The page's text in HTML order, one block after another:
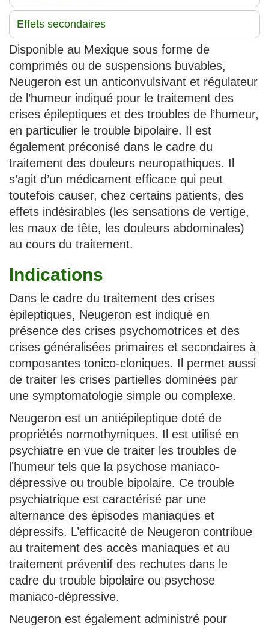
Effets secondaires
Disponible au Mexique sous forme de
comprimés ou de suspensions buvables,
Neugeron est un anticonvulsivant et régulateur
de l’humeur indiqué pour le traitement des
crises épileptiques et des troubles de l’humeur,
en particulier le trouble bipolaire. Il est
également préconisé dans le cadre du
traitement des douleurs neuropathiques. Il
s’agit d’un médicament efficace qui peut
toutefois causer, chez certains patients, des
effets indésirables (les sensations de vertige,
les maux de tête, les douleurs abdominales)
au cours du traitement.
Indications
Dans le cadre du traitement des crises
épileptiques, Neugeron est indiqué en
présence des crises psychomotrices et des
crises généralisées primaires et secondaires à
composantes tonico-cloniques. Il permet aussi
de traiter les crises partielles dominées par
une symptomatologie simple ou complexe.
Neugeron est un antiépileptique doté de
propriétés normothymiques. Il est utilisé en
psychiatre en vue de traiter les troubles de
l’humeur tels que la psychose maniaco-
dépressive ou trouble bipolaire. Ce trouble
psychiatrique est caractérisé par une
alternance des épisodes maniaques et
dépressifs. L’efficacité de Neugeron contribue
au traitement des accès maniaques et au
traitement préventif des rechutes dans le
cadre du trouble bipolaire ou psychose
maniaco-dépressive.
Neugeron est également administré pour